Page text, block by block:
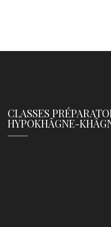
CLASSES
HYPOKHÂGNE-